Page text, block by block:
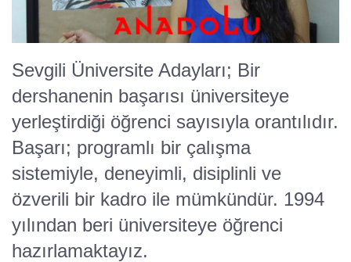
Sevgili Üniversite Adayları; Bir
dershanenin başarısı üniversiteye
yerleştirdiği öğrenci sayısıyla orantılıdır.
Başarı; programlı bir çalışma
sistemiyle, deneyimli, disiplinli ve
özverili bir kadro ile mümkündür. 1994
yılından beri üniversiteye öğrenci
hazırlamaktayız.